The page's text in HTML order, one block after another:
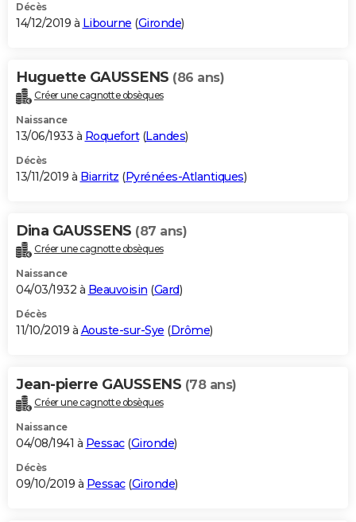
Décès
14/12/2019 à Libourne (Gironde)
Huguette GAUSSENS (86 ans)
Créer une cagnotte obsèques
Naissance
13/06/1933 à Roquefort(Landes)
Décès
13/11/2019 à Biarritz (Pyrénées-Atlantiques)
Dina GAUSSENS (87 ans)
Créer une cagnotte obsèques
Naissance
04/03/1932 à Beauvoisin (Gard)
Décès
11/10/2019 à Aouste-sur-Sye (Drôme)
Jean-pierre GAUSSENS (78 ans)
Créer une cagnotte obsèques
Naissance
04/08/1941 à Pessac(Gironde)
Décès
09/10/2019 à Pessac(Gironde)